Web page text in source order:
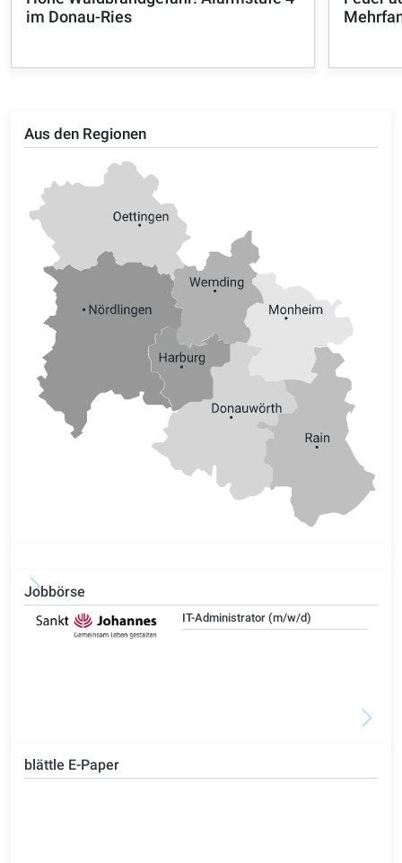
Aus den Regionen
Jobbörse
IT-Administrator (m/w/d)
blättle E-Paper
im Donau-Ries